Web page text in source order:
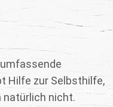
Hilfe zur Selbsthilfe,
natürlich nicht.